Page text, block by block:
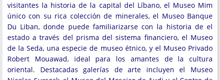
visitantes la historia de la capital del Líbano, el Museo Mim
único con su rica colección de minerales, el Museo Banque
Du Liban, donde puede familiarizarse con la historia de el
estado a través del prisma del sistema financiero, el Museo
de la Seda, una especie de museo étnico, y el Museo Privado
Robert Mouawad, ideal para los amantes de la cultura
oriental. Destacadas galerías de arte incluyen el Museo